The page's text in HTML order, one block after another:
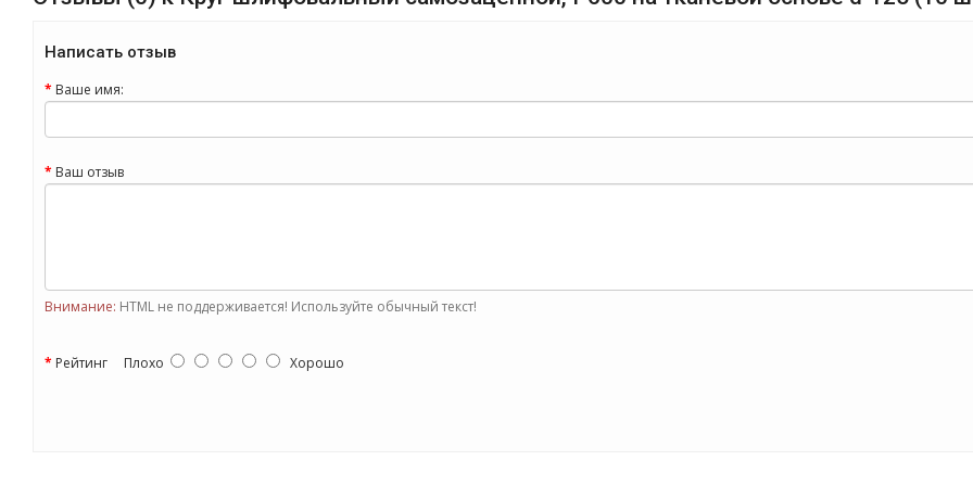
Написать отзыв
Ваше имя:
Ваш отзыв
Внимание: HTML не поддерживается! Используйте обычный текст!
Рейтинг Плохо Хорошо